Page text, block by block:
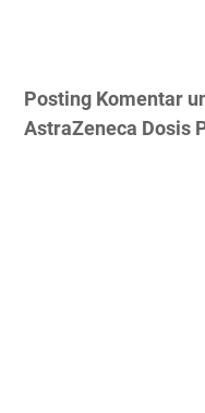
Posting Komentar
AstraZeneca Dosis